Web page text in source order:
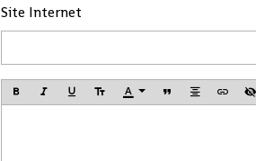
Site Internet